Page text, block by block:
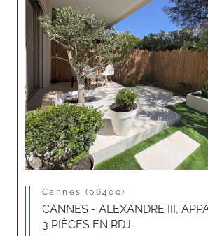
Cannes (06400)
CANNES - ALEXANDRE III,
3 PIÈCES EN RDJ